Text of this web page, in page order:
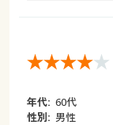
年代: 60代
性別: 男性